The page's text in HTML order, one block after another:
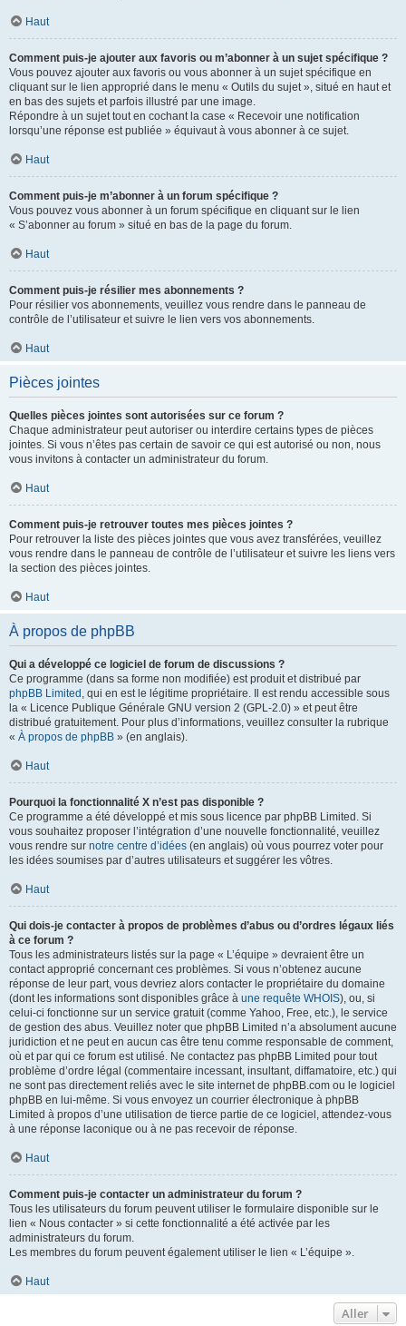
Haut
Comment puis-je ajouter aux favoris ou m’abonner à un sujet spécifique ?
Vous pouvez ajouter aux favoris ou vous abonner à un sujet spécifique en
cliquant sur le lien approprié dans le menu « Outils du sujet », situé en haut et
en bas des sujets et parfois illustré par une image.
Répondre à un sujet tout en cochant la case « Recevoir une notification
lorsqu’une réponse est publiée » équivaut à vous abonner à ce sujet.
Haut
Comment puis-je m’abonner à un forum spécifique ?
Vous pouvez vous abonner à un forum spécifique en cliquant sur le lien
« S’abonner au forum » situé en bas de la page du forum.
Haut
Comment puis-je résilier mes abonnements ?
Pour résilier vos abonnements, veuillez vous rendre dans le panneau de
contrôle de l’utilisateur et suivre le lien vers vos abonnements.
Haut
Pièces jointes
Quelles pièces jointes sont autorisées sur ce forum ?
Chaque administrateur peut autoriser ou interdire certains types de pièces
jointes. Si vous n’êtes pas certain de savoir ce qui est autorisé ou non, nous
vous invitons à contacter un administrateur du forum.
Haut
Comment puis-je retrouver toutes mes pièces jointes ?
Pour retrouver la liste des pièces jointes que vous avez transférées, veuillez
vous rendre dans le panneau de contrôle de l’utilisateur et suivre les liens vers
la section des pièces jointes.
Haut
À propos de phpBB
Qui a développé ce logiciel de forum de discussions ?
Ce programme (dans sa forme non modifiée) est produit et distribué par
phpBB Limited , qui en est le légitime propriétaire. Il est rendu accessible sous
la « Licence Publique Générale GNU version 2 (GPL-2.0) » et peut être
distribué gratuitement. Pour plus d’informations, veuillez consulter la rubrique
« À propos de phpBB » (en anglais).
Haut
Pourquoi la fonctionnalité X n’est pas disponible ?
Ce programme a été développé et mis sous licence par phpBB Limited. Si
vous souhaitez proposer l’intégration d’une nouvelle fonctionnalité, veuillez
vous rendre sur notre centre d’idées (en anglais) où vous pourrez voter pour
les idées soumises par d’autres utilisateurs et suggérer les vôtres.
Haut
Qui dois-je contacter à propos de problèmes d’abus ou d’ordres légaux liés
à ce forum ?
Tous les administrateurs listés sur la page « L’équipe » devraient être un
contact approprié concernant ces problèmes. Si vous n’obtenez aucune
réponse de leur part, vous devriez alors contacter le propriétaire du domaine
(dont les informations sont disponibles grâce à une requête WHOIS), ou, si
celui-ci fonctionne sur un service gratuit (comme Yahoo, Free, etc.), le service
de gestion des abus. Veuillez noter que phpBB Limited n’a absolument aucune
juridiction et ne peut en aucun cas être tenu comme responsable de comment,
où et par qui ce forum est utilisé. Ne contactez pas phpBB Limited pour tout
problème d’ordre légal (commentaire incessant, insultant, diffamatoire, etc.) qui
ne sont pas directement reliés avec le site internet de phpBB.com ou le logiciel
phpBB en lui-même. Si vous envoyez un courrier électronique à phpBB
Limited à propos d’une utilisation de tierce partie de ce logiciel, attendez-vous
à une réponse laconique ou à ne pas recevoir de réponse.
Haut
Comment puis-je contacter un administrateur du forum ?
Tous les utilisateurs du forum peuvent utiliser le formulaire disponible sur le
lien « Nous contacter » si cette fonctionnalité a été activée par les
administrateurs du forum.
Les membres du forum peuvent également utiliser le lien « L’équipe ».
Haut
Aller